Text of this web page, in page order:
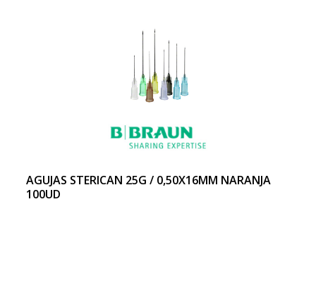
AGUJAS STERICAN 25G / 0,50X16MM NARANJA
100UD